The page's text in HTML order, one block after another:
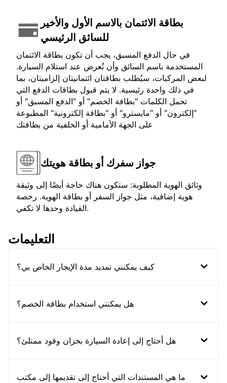
بطاقة الائتمان بالاسم الأول والأخير
للسائق الرئيسي
في حال الدفع المسبق، يجب أن تكون بطاقة الائتمان
المستخدمة باسم السائق وأن تُعرض عند استلام السيارة.
لبعض المركبات، سيُطلب بطاقتان ائتمانيتان إلزاميتان، بما
في ذلك واحدة رئيسية. لا يتم قبول بطاقات الدفع التي
تحمل الكلمات "بطاقة الخصم" أو "الدفع المسبق" أو
"إلكترون" أو "مايسترو" أو "بطاقة إلكترونية" المطبوعة
على الجهة الأمامية أو الخلفية من بطاقتك
جواز سفرك أو بطاقة هويتك
وثائق الهوية المطلوبة: ستكون هناك حاجة أيضًا إلى وثيقة
هوية إضافية، مثل جواز السفر أو بطاقة الهوية. رخصة
القيادة وحدها لا تكفي.
التعليمات
كيف يمكنني تمديد مدة الإيجار الخاص بي؟
هل يمكنني استخدام بطاقة الخصم؟
هل أحتاج إلى إعادة السيارة بخزان وقود ممتلئ؟
ما هي المستندات التي أحتاج إلى تقديمها إلى مكتب